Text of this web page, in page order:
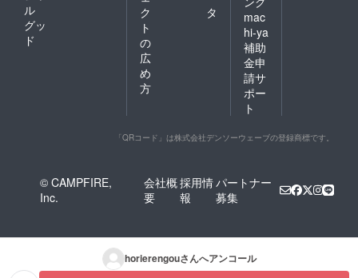
ル
グッ
ド
ク
ト
の
広
め
方
タ
mac
hi-ya
補助
金申
請サ
ポー
ト
「QRコード」は株式会社デンソーウェーブの登録商標です。
© CAMPFIRE,
Inc.
会社概
要
採用情
報
パートナー
募集
horierengouさんへアンコール